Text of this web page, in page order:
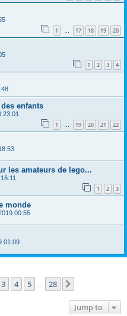
1 … 17 18 19 20
1 2 3 4
enfants
23:01
1 … 19 20 21 22
les amateurs de lego...
1 2 3
monde
00:55
01:09
28
3 4 5 28
Jump to